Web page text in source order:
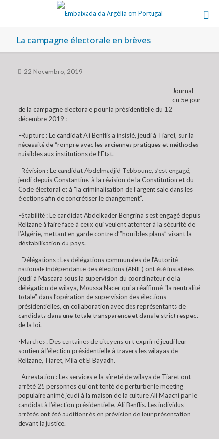
La campagne électorale en brèves
22 Novembro, 2019
Journal
du 5e jour
de la campagne électorale pour la présidentielle du 12
décembre 2019 :
–Rupture : Le candidat Ali Benflis a insisté, jeudi à Tiaret, sur la
nécessité de “rompre avec les anciennes pratiques et méthodes
nuisibles aux institutions de l’Etat.
–Révision : Le candidat Abdelmadjid Tebboune, s’est engagé,
jeudi depuis Constantine, à la révision de la Constitution et du
Code électoral et à “la criminalisation de l’argent sale dans les
élections afin de concrétiser le changement”.
–Stabilité : Le candidat Abdelkader Bengrina s’est engagé depuis
Relizane à faire face à ceux qui veulent attenter à la sécurité de
l’Algérie, mettant en garde contre d’”horribles plans” visant la
déstabilisation du pays.
–Délégations : Les délégations communales de l’Autorité
nationale indépendante des élections (ANIE) ont été installées
jeudi à Mascara sous la supervision du coordinateur de la
délégation de wilaya, Moussa Nacer qui a réaffirmé “la neutralité
totale” dans l’opération de supervision des élections
présidentielles, en collaboration avec des représentants de
candidats dans une totale transparence et dans le strict respect
de la loi.
-Marches : Des centaines de citoyens ont exprimé jeudi leur
soutien à l’élection présidentielle à travers les wilayas de
Relizane, Tiaret, Mila et El Bayadh.
–Arrestation : Les services e la sûreté de wilaya de Tiaret ont
arrêté 25 personnes qui ont tenté de perturber le meeting
populaire animé jeudi à la maison de la culture Ali Maachi par le
candidat à l’élection présidentielle, Ali Benflis. Les individus
arrêtés ont été auditionnés en prévision de leur présentation
devant la justice.